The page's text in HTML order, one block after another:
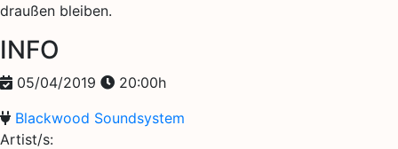
draußen bleiben.
INFO
05/04/2019
20:00h
Blackwood Soundsystem
Artist/s: